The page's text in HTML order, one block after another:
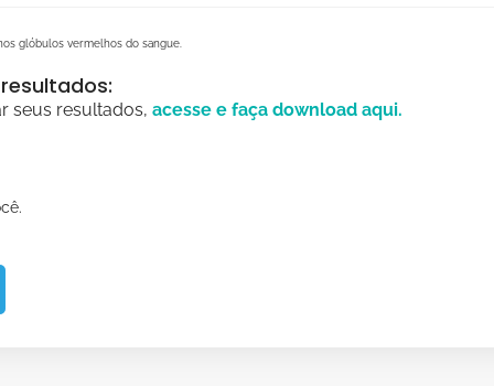
glóbulos vermelhos do sangue.
seus resultados, acesse e faça download aqui.